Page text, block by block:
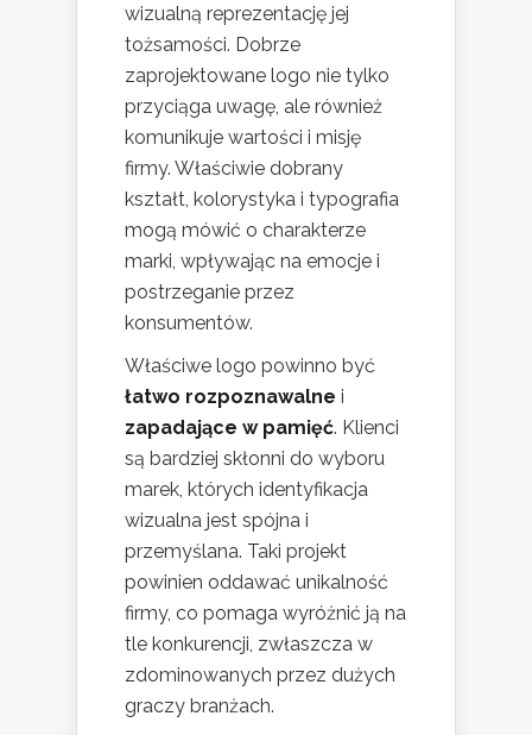
wizualną reprezentację jej
tożsamości. Dobrze
zaprojektowane logo nie tylko
przyciąga uwagę, ale również
komunikuje wartości i misję
firmy. Właściwie dobrany
kształt, kolorystyka i typografia
mogą mówić o charakterze
marki, wpływając na emocje i
postrzeganie przez
konsumentów.
Właściwe logo powinno być
łatwo rozpoznawalne i
zapadające w pamięć. Klienci
są bardziej skłonni do wyboru
marek, których identyfikacja
wizualna jest spójna i
przemyślana. Taki projekt
powinien oddawać unikalność
firmy, co pomaga wyróżnić ją na
tle konkurencji, zwłaszcza w
zdominowanych przez dużych
graczy branżach.